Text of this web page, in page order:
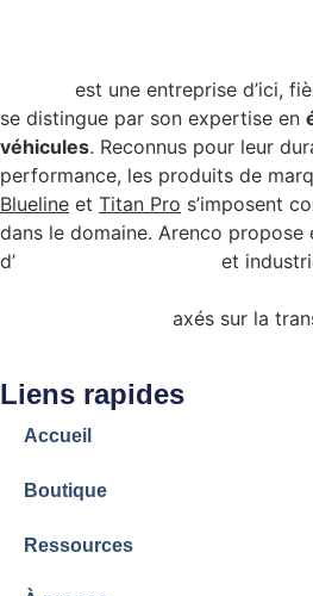
est une entreprise d’ici,
se distingue par son expertise en
véhicules. Reconnus pour leur
performance, les produits de
Blueline et Titan Pro s’imposent
dans le domaine. Arenco propose
d’
et
axés sur la
Liens rapides
Accueil
Boutique
Ressources